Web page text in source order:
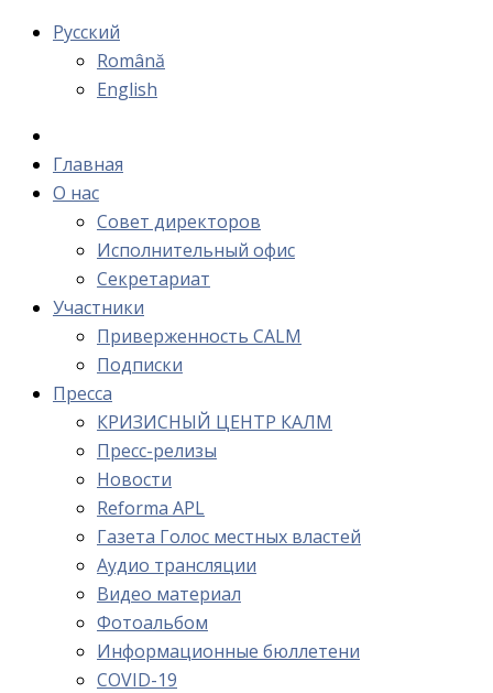
Русский
Română
English
Главная
О нас
Cовет директоров
Исполнительный офис
Cекретариат
Участники
Приверженность CALM
Подписки
Пресса
КРИЗИСНЫЙ ЦЕНТР КАЛМ
Пресс-релизы
Новости
Reforma APL
Газета Голос местных властей
Аудио трансляции
Видео материал
Фотоальбом
Информационные бюллетени
COVID-19